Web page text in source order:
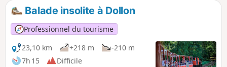
Balade insolite à Dollon
Professionnel du tourisme
23,10 km
+218 m
-210 m
7h 15
Difficile